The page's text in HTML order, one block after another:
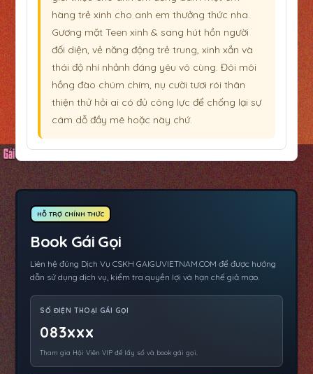
hàng trẻ xinh cho anh em thưởng thức nha.
Gương mặt Teen xinh & sang hút hồn người
đối diện, vẻ năng động trẻ trung, xinh xắn và
thái độ nhí nhảnh đáng yêu vô cùng. Đôi môi
hồng đào chúm chím, nụ cười tươi rói thân
thiện thử hỏi ai có đủ công lực để chống lại sự
cám dỗ đầy mê hoặc này chứ.
HỖ TRỢ CHÍNH THỨC
Book Gái Gọi
Liên hệ đúng Dịch Vụ CSKH GAIGUVIETNAM.COM để được hướng
dẫn sử dụng dịch vụ, kiểm tra quyền lợi và hạn chế giả mạo.
SỐ ĐIỆN THOẠI GÁI GỌI
083xxx
Tham gia Hội Viên VIP để lấy số và book gái gọi.